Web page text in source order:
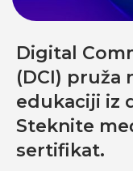
Digital
(DCI) pruža
edukaciji iz
Steknite
sertifikat.